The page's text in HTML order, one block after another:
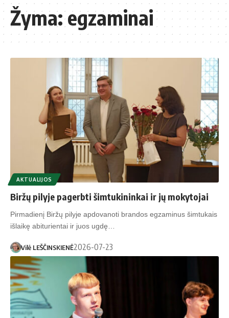
Žyma:egzaminai
AKTUALIJOS
Biržų pilyje pagerbti šimtukininkai ir jų mokytojai
Pirmadienį Biržų pilyje apdovanoti brandos egzaminus šimtukais
išlaikę abiturientai ir juos ugdę…
Vilė LEŠČINSKIENĖ2026-07-23